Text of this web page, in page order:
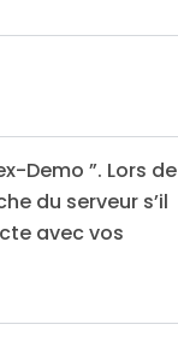
Demo ”. Lors de
du serveur s’il
avec vos